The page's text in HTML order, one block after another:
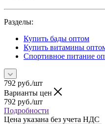
Разделы:
Купить бады оптом
Купить витамины
Спортивное питание
792 руб./шт
Варианты цен
792 руб./шт
Подробности
Цена указана без учета НДС